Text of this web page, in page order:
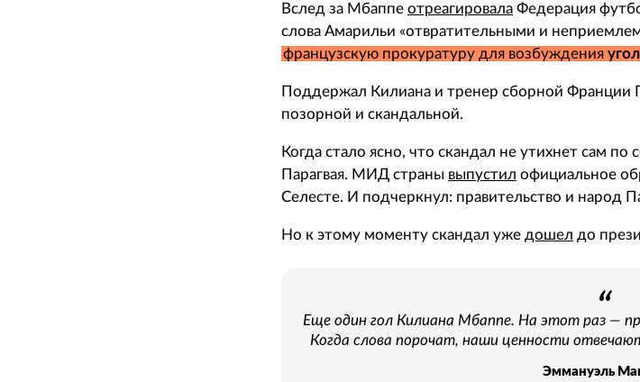
Вслед за Мбаппе отреагировала Федерация
слова Амарильи «отвратительными и
французскую прокуратуру для возбуждения
Поддержал Килиана и тренер сборной Франции
позорной и скандальной.
Когда стало ясно, что скандал не утихнет сам по
Парагвая. МИД страны выпустил официальное
Селесте. И подчеркнул: правительство и народ
Но к этому моменту скандал уже дошел до
Еще один гол Килиана Мбаппе. На этот раз —
Когда слова порочат, наши ценности
Эммануэль